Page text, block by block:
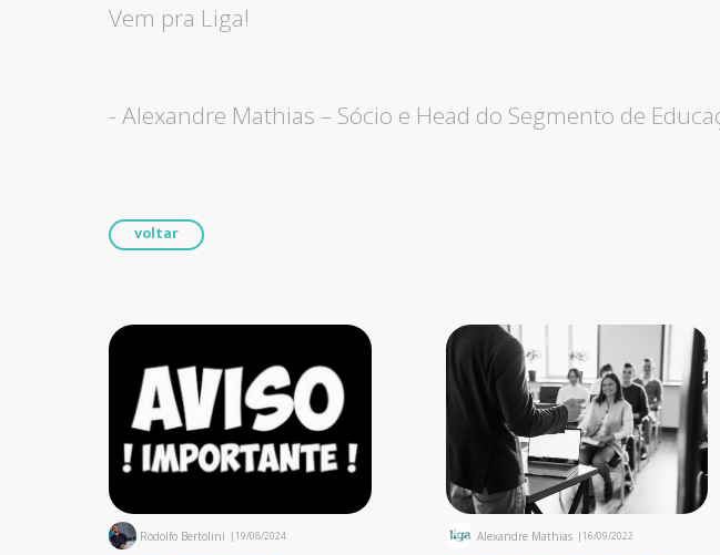
Vem pra Liga!
- Alexandre Mathias – Sócio e Head do Segmento de
voltar
Rodolfo Bertolini |19/08/2024 Alexandre Mathias |16/09/2022